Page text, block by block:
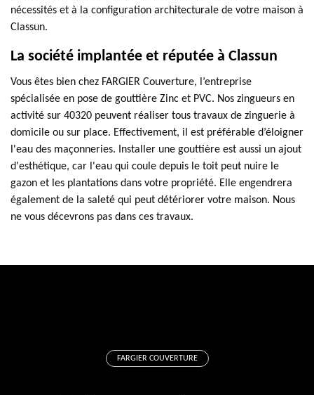
nécessités et à la configuration architecturale de votre maison à
Classun.
La société implantée et réputée à Classun
Vous êtes bien chez FARGIER Couverture, l’entreprise
spécialisée en pose de gouttière Zinc et PVC. Nos zingueurs en
activité sur 40320 peuvent réaliser tous travaux de zinguerie à
domicile ou sur place. Effectivement, il est préférable d’éloigner
l'eau des maçonneries. Installer une gouttière est aussi un ajout
d'esthétique, car l'eau qui coule depuis le toit peut nuire le
gazon et les plantations dans votre propriété. Elle engendrera
également de la saleté qui peut détériorer votre maison. Nous
ne vous décevrons pas dans ces travaux.
FARGIER COUVERTURE